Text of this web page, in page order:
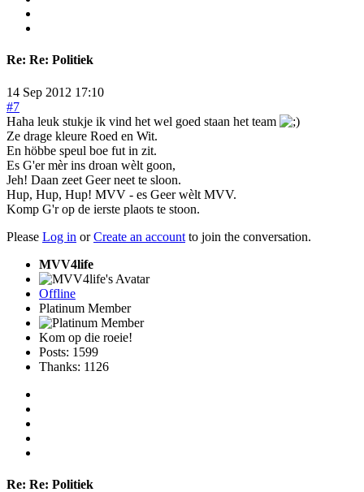
Re: Re: Politiek
14 Sep 2012 17:10
#7
Haha leuk stukje ik vind het wel goed staan het team
Ze drage kleure Roed en Wit.
En höbbe speul boe fut in zit.
Es G'er mèr ins droan wèlt goon,
Jeh! Daan zeet Geer neet te sloon.
Hup, Hup, Hup! MVV - es Geer wèlt MVV.
Komp G'r op de ierste plaots te stoon.
Please Log in orCreate an account to join the conversation.
MVV4life
Offline
Platinum Member
Kom op die roeie!
Posts: 1599
Thanks: 1126
Re: Re: Politiek